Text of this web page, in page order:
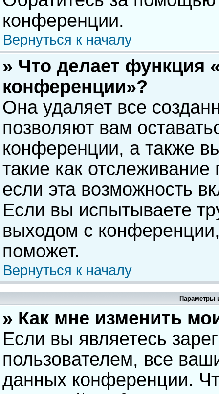
конференции.
Вернуться к началу
» Что делает функция
конференции»?
Она удаляет все
позволяют вам
конференции, а также
такие как
если эта возможность
Если вы испытываете
выходом с
поможет.
Вернуться к началу
Параметры
» Как мне изменить
Если вы являетесь
пользователем, все
данных конференции.